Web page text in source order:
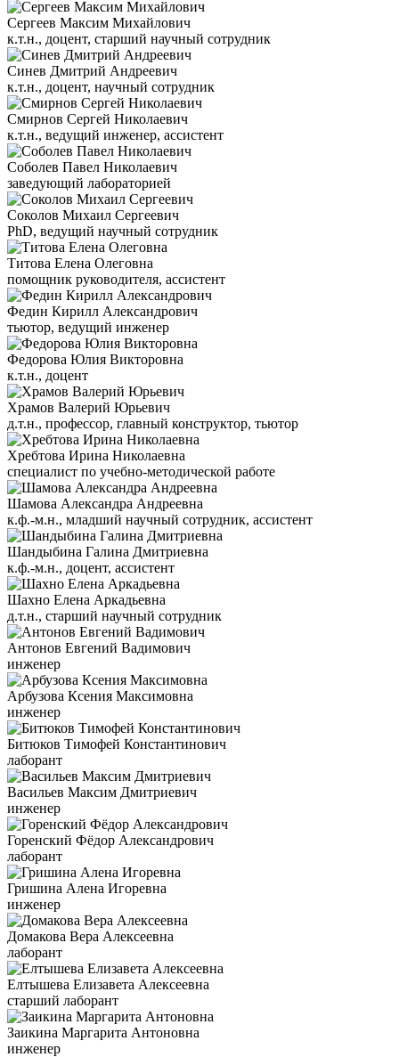
Сергеев Максим Михайлович
к.т.н., доцент, старший научный сотрудник
Синев Дмитрий Андреевич
к.т.н., доцент, научный сотрудник
Смирнов Сергей Николаевич
к.т.н., ведущий инженер, ассистент
Соболев Павел Николаевич
заведующий лабораторией
Соколов Михаил Сергеевич
PhD, ведущий научный сотрудник
Титова Елена Олеговна
помощник руководителя, ассистент
Федин Кирилл Александрович
тьютор, ведущий инженер
Федорова Юлия Викторовна
к.т.н., доцент
Храмов Валерий Юрьевич
д.т.н., профессор, главный конструктор, тьютор
Хребтова Ирина Николаевна
специалист по учебно-методической работе
Шамова Александра Андреевна
к.ф.-м.н., младший научный сотрудник, ассистент
Шандыбина Галина Дмитриевна
к.ф.-м.н., доцент, ассистент
Шахно Елена Аркадьевна
д.т.н., старший научный сотрудник
Антонов Евгений Вадимович
инженер
Арбузова Ксения Максимовна
инженер
Битюков Тимофей Константинович
лаборант
Васильев Максим Дмитриевич
инженер
Горенский Фёдор Александрович
лаборант
Гришина Алена Игоревна
инженер
Домакова Вера Алексеевна
лаборант
Елтышева Елизавета Алексеевна
старший лаборант
Заикина Маргарита Антоновна
инженер